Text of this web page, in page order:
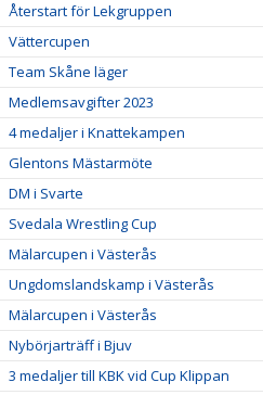
Återstart för Lekgruppen
Vättercupen
Team Skåne läger
Medlemsavgifter 2023
4 medaljer i Knattekampen
Glentons Mästarmöte
DM i Svarte
Svedala Wrestling Cup
Mälarcupen i Västerås
Ungdomslandskamp i Västerås
Mälarcupen i Västerås
Nybörjarträff i Bjuv
3 medaljer till KBK vid Cup Klippan